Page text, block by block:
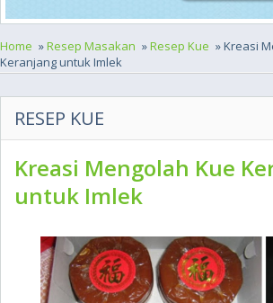
Home »Resep Masakan »Resep Kue » Kreasi
Keranjang untuk Imlek
RESEP KUE
Kreasi Mengolah Kue
untuk Imlek